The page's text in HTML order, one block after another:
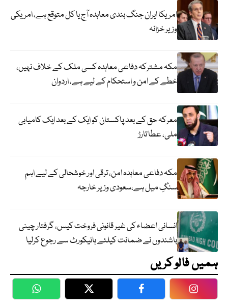
امریکا ایران جنگ بندی معاہدہ آج یا کل متوقع ہے، امریکی
وزیر خزانہ
مکہ مشترکہ دفاعی معاہدہ کسی ملک کے خلاف نہیں،
خطے کے امن و استحکام کے لیے ہے، اردوان
معرکہ حق کے بعد پاکستان کو ایک کے بعد ایک کامیابی
ملی، عطا تارڑ
مکہ دفاعی معاہدہ امن، ترقی اور خوشحالی کے لیے اہم
سنگِ میل ہے،سعودی وزیر خارجہ
انسانی اعضاء کی غیر قانونی فروخت کیس، گرفتار چینی
باشندوں نے ضمانت کیلئے ہائیکورٹ سے رجوع کرلیا
ہمیں فالو کریں
WhatsApp Twitter Facebook